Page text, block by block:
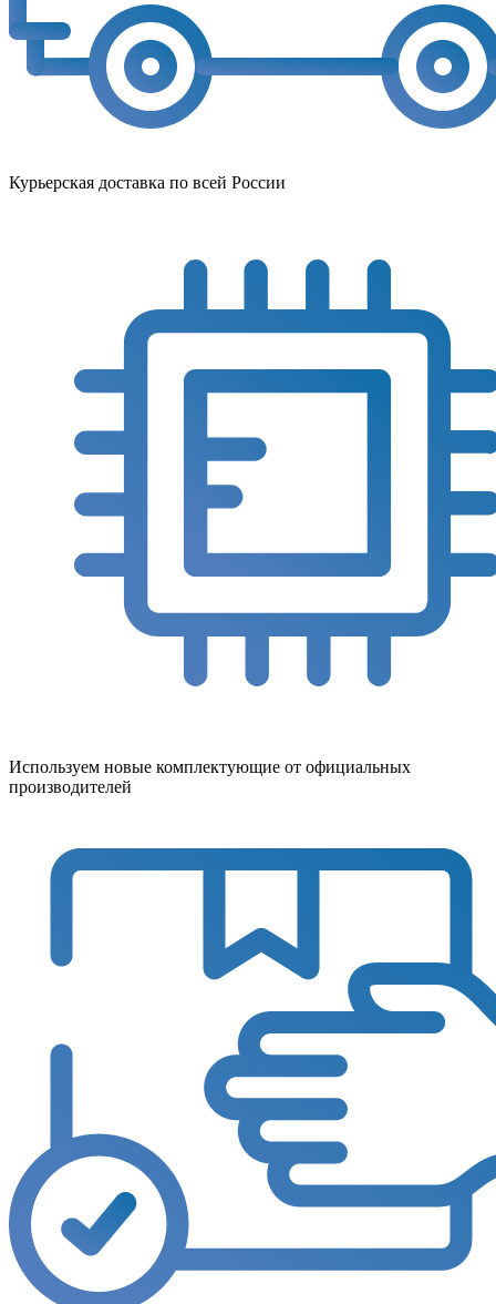
Курьерская доставка по всей России
Используем новые комплектующие от официальных
производителей